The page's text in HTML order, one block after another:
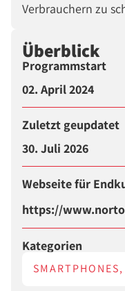
Verbrauchern zu
Überblick
Programmstart
02. April 2024
Zuletzt geupdatet
30. Juli 2026
Webseite für
https://
Kategorien